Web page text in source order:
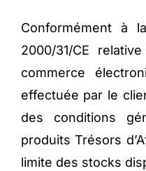
Conformément à
2000/31/CE
commerce
effectuée par le
des conditions
produits Trésors
limite des stocks